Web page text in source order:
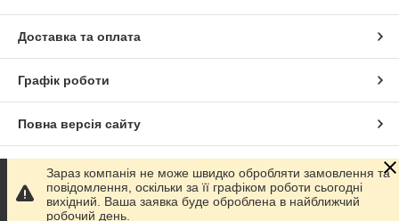
Доставка та оплата
Графік роботи
Повна версія сайту
Сайт створено на маркетплейсі Prom.ua
Політика конфіденційності
Зараз компанія не може швидко обробляти замовлення та
повідомлення, оскільки за її графіком роботи сьогодні
вихідний. Ваша заявка буде оброблена в найближчий
робочий день.